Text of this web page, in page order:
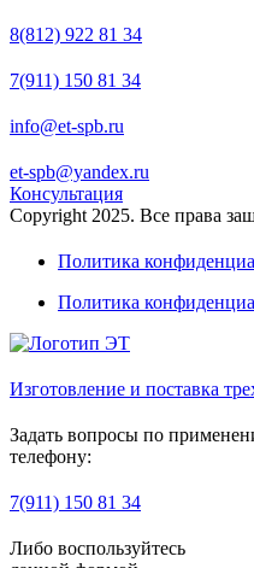
8(812) 922 81 34
7(911) 150 81 34
info@et-spb.ru
et-spb@yandex.ru
Консультация
Copyright 2025. Все права
Политика
Политика
Изготовление и поставка
Задать вопросы по
телефону:
7(911) 150 81 34
Либо воспользуйтесь